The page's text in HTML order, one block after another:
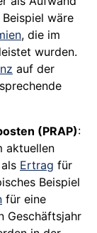
wäre
, die im
wurden.
auf der
(PRAP):
aktuellen
Ertrag für
Beispiel
für eine
Geschäftsjahr